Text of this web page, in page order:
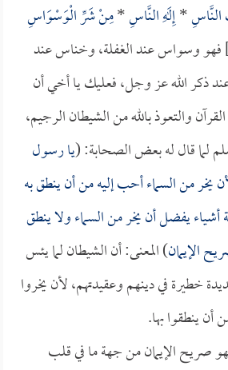
*إِلَهِ النَّاسِ*مِنْ شَرِّ الْوَسْوَاسِ
4] فهو وسواس عند الغفلة، وخناس عند
ذكر الله عز وجل، فعليك يا أخي أن
والتعوذ بالله من الشيطان الرجيم،
لما قال له بعض الصحابة: (يا رسول
يخر من السماء أحب إليه من أن ينطق به
يفضل أن يخر من السماء ولا ينطق
الإيمان) المعنى: أن الشيطان لما يئس
خطيرة في دينهم وعقيدتهم، لأن يخروا
ينطقوا بها.
صريح الإيمان من جهة ما في قلب